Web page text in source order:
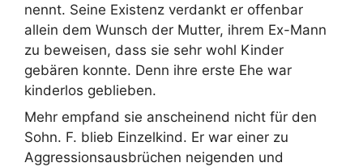
nennt. Seine Existenz verdankt er offenbar
allein dem Wunsch der Mutter, ihrem Ex-Mann
zu beweisen, dass sie sehr wohl Kinder
gebären konnte. Denn ihre erste Ehe war
kinderlos geblieben.
Mehr empfand sie anscheinend nicht für den
Sohn. F. blieb Einzelkind. Er war einer zu
Aggressionsausbrüchen neigenden und